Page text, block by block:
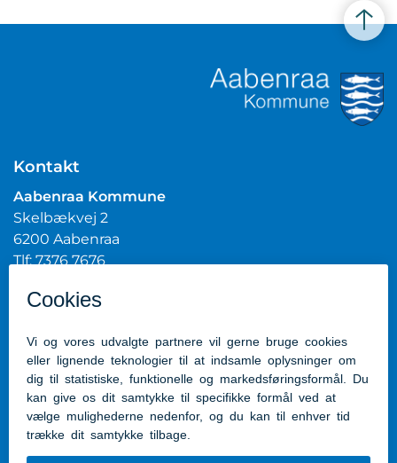
Kontakt
Aabenraa Kommune
Skelbækvej 2
6200 Aabenraa
Tlf: 7376 7676
CVR.nr.: 29189854
Genveje
Kontakt kommunen
Presserum
Tilgængelighedserklæring